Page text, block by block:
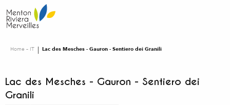
au
contenu
Home – IT Lac des Mesches - Gauron - Sentiero dei Granili
Lac des Mesches - Gauron - Sentiero dei
Granili